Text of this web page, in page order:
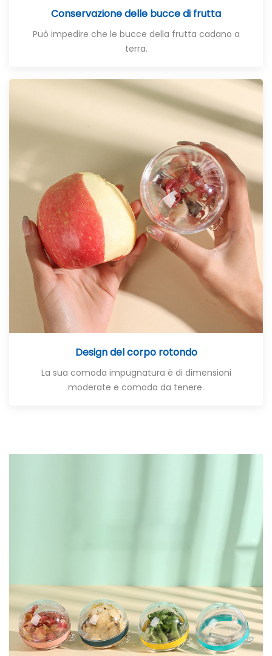
Conservazione delle bucce di frutta
Può impedire che le bucce della frutta cadano a
terra.
Design del corpo rotondo
La sua comoda impugnatura è di dimensioni
moderate e comoda da tenere.